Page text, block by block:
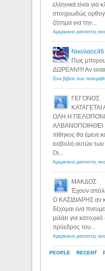
PEOPLE RECENT
ελληνικά είναι για
στοιχειωδώς
ζήτημα για την...
Νικολαος46
Πως
ΔΩΡΕΑΝ!!!! Αν
ΓΕΓΟΝΟΣ
ΟΛΗ Η
ΑΛΒΑΝΟΠΟΙΗΘΕΙ
πίθηκος θα έμενε
εισβολή αυτών των
Οι...
ΜΑΚΔΟΣ
Έχουν
Ο ΚΑΣΙΔΙΑΡΗΣ αν
δέχομαι ενα
μιλάει για
πρόεδρος του...